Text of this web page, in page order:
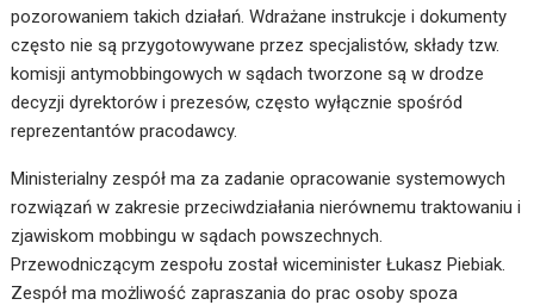
pozorowaniem takich działań. Wdrażane instrukcje i dokumenty
często nie są przygotowywane przez specjalistów, składy tzw.
komisji antymobbingowych w sądach tworzone są w drodze
decyzji dyrektorów i prezesów, często wyłącznie spośród
reprezentantów pracodawcy.
Ministerialny zespół ma za zadanie opracowanie systemowych
rozwiązań w zakresie przeciwdziałania nierównemu traktowaniu i
zjawiskom mobbingu w sądach powszechnych.
Przewodniczącym zespołu został wiceminister Łukasz Piebiak.
Zespół ma możliwość zapraszania do prac osoby spoza